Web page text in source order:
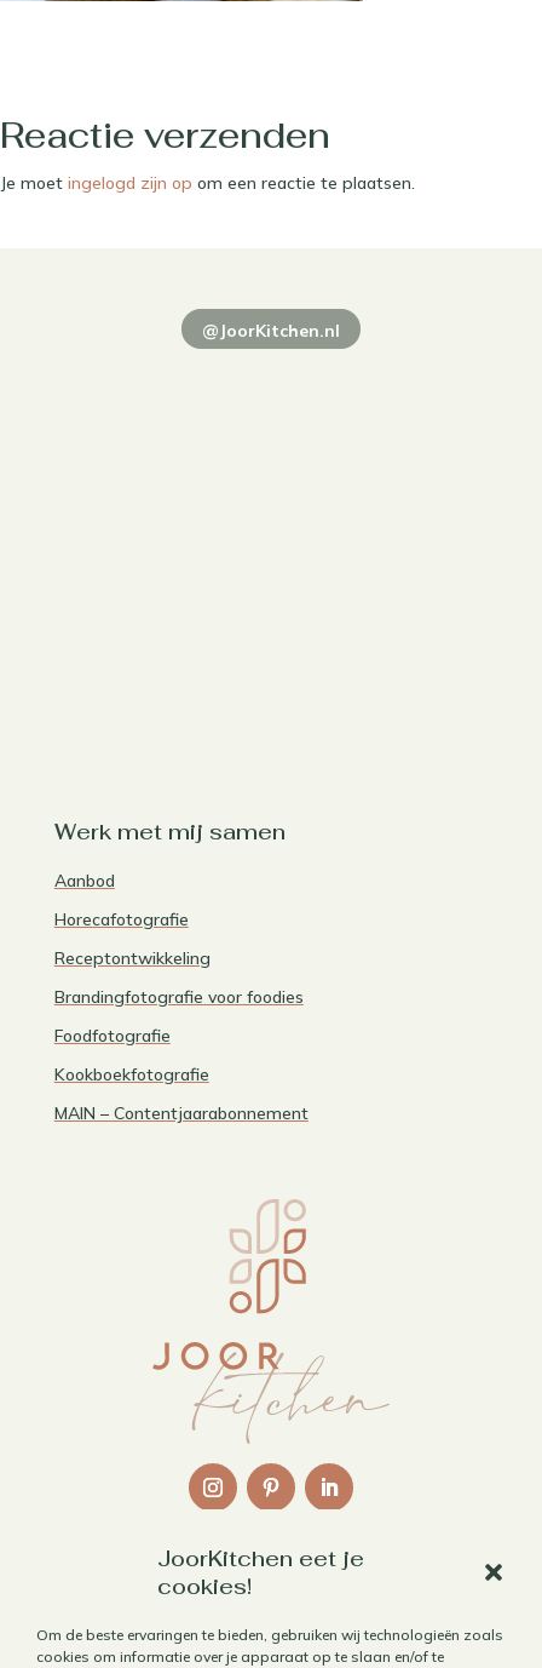
JoorKitchen eet je
cookies!
Om de beste ervaringen te bieden, gebruiken wij technologieën zoals
cookies om informatie over je apparaat op te slaan en/of te
Reactie verzenden
Je moet ingelogd zijn op om een reactie te plaatsen.
@JoorKitchen.nl
Werk met mij samen
Aanbod
Horecafotografie
Receptontwikkeling
Brandingfotografie voor foodies
Foodfotografie
Kookboekfotografie
MAIN – Contentjaarabonnement
Contact